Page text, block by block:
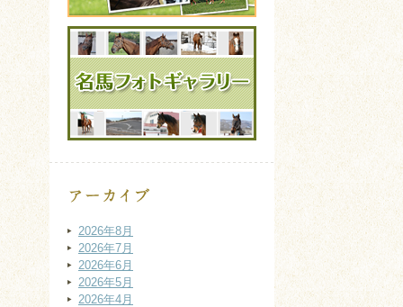
2026年8月
2026年7月
2026年6月
2026年5月
2026年4月